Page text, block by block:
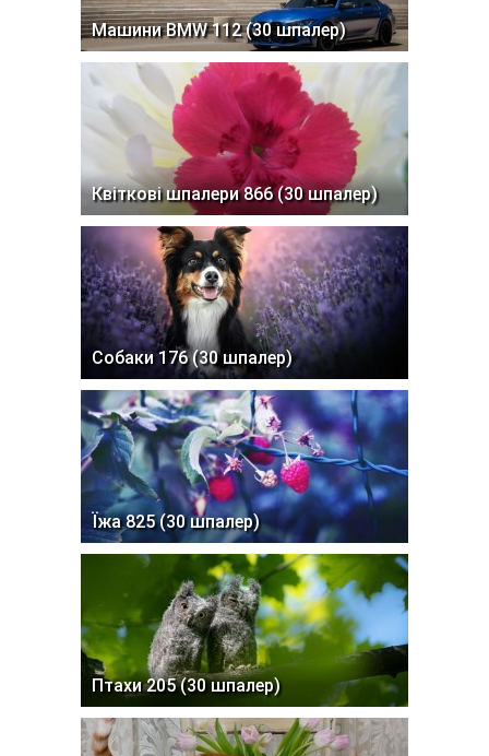
Машини BMW 112 (30 шпалер)
Квіткові шпалери 866 (30 шпалер)
Собаки 176 (30 шпалер)
Їжа 825 (30 шпалер)
Птахи 205 (30 шпалер)